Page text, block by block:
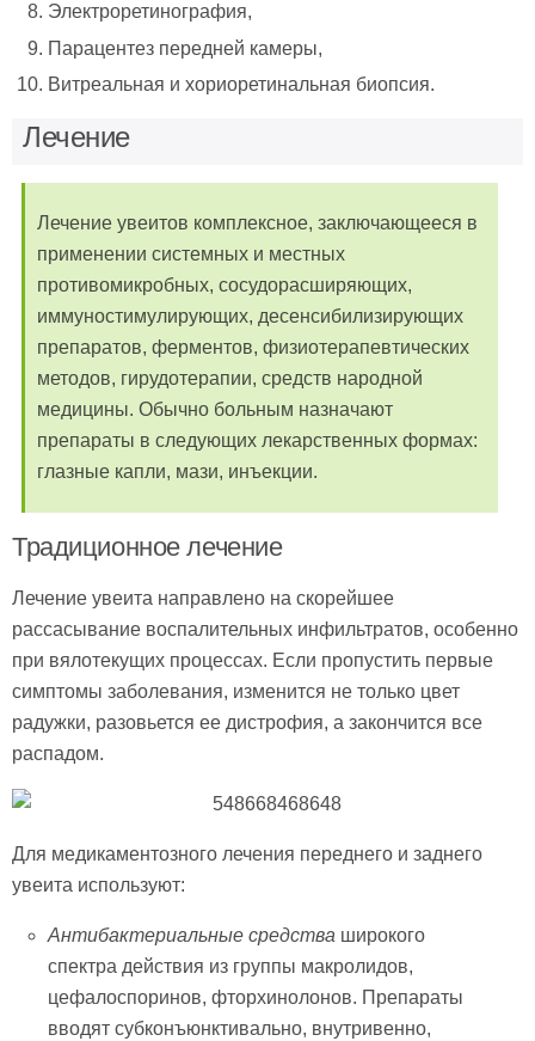
Электроретинография,
Парацентез передней камеры,
Витреальная и хориоретинальная биопсия.
Лечение
Лечение увеитов комплексное, заключающееся в
применении системных и местных
противомикробных, сосудорасширяющих,
иммуностимулирующих, десенсибилизирующих
препаратов, ферментов, физиотерапевтических
методов, гирудотерапии, средств народной
медицины. Обычно больным назначают
препараты в следующих лекарственных формах:
глазные капли, мази, инъекции.
Традиционное лечение
Лечение увеита направлено на скорейшее
рассасывание воспалительных инфильтратов, особенно
при вялотекущих процессах. Если пропустить первые
симптомы заболевания, изменится не только цвет
радужки, разовьется ее дистрофия, а закончится все
распадом.
Для медикаментозного лечения переднего и заднего
увеита используют:
Антибактериальные средства широкого
спектра действия из группы макролидов,
цефалоспоринов, фторхинолонов. Препараты
вводят субконъюнктивально, внутривенно,